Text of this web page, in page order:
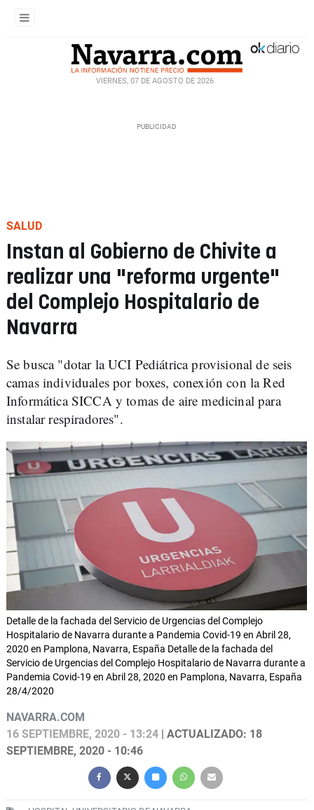
VIERNES, 07 DE AGOSTO DE 2026
SALUD
Instan al Gobierno de Chivite a
realizar una "reforma urgente"
del Complejo Hospitalario de
Navarra
Se busca "dotar la UCI Pediátrica provisional de seis
camas individuales por boxes, conexión con la Red
Informática SICCA y tomas de aire medicinal para
instalar respiradores".
Detalle de la fachada del Servicio de Urgencias del Complejo
Hospitalario de Navarra durante a Pandemia Covid-19 en Abril 28,
2020 en Pamplona, Navarra, España Detalle de la fachada del
Servicio de Urgencias del Complejo Hospitalario de Navarra durante a
Pandemia Covid-19 en Abril 28, 2020 en Pamplona, Navarra, España
28/4/2020
NAVARRA.COM
16 SEPTIEMBRE, 2020 - 13:24 | ACTUALIZADO: 18
SEPTIEMBRE, 2020 - 10:46